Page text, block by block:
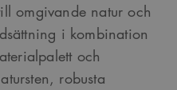
omgivande natur och
i kombination
och
robusta